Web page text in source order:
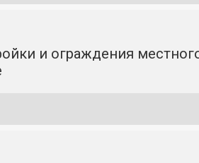
и ограждения